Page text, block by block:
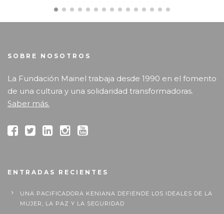
SOBRE NOSOTROS
La Fundación Mainel trabaja desde 1990 en el fomento
de una cultura y una solidaridad transformadoras.
Saber más.
ENTRADAS RECIENTES
UNA PACIFICADORA KENIANA DEFIENDE LOS IDEALES DE LA
MUJER, LA PAZ Y LA SEGURIDAD